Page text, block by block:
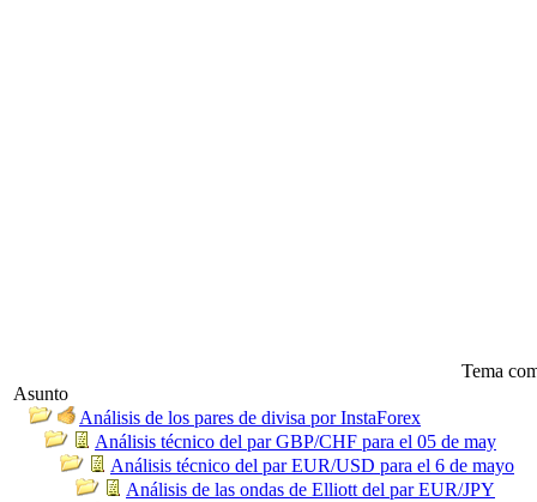
Tema
Asunto
Análisis de los pares de divisa por InstaForex
Análisis técnico del par GBP/CHF para el 05 de may
Análisis técnico del par EUR/USD para el 6 de mayo
Análisis de las ondas de Elliott del par EUR/JPY